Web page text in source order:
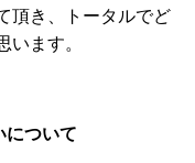
頂き、トータルでど
ます。
について